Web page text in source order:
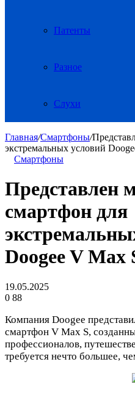
Патенты
Разное
Слухи
Главная/Смартфоны/
экстремальных условий
Смартфоны
Представлен
смартфон для
Doogee V Max
19.05.2025
0 88
Компания Doogee
смартфон V Max S,
профессионалов,
требуется нечто большее,